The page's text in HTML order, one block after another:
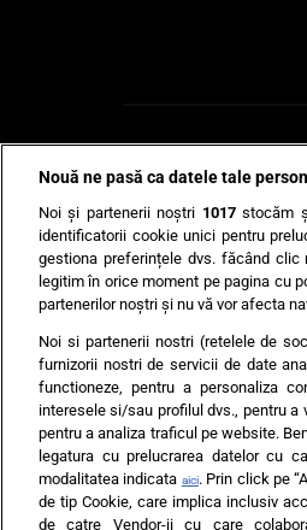
AI UN
Nouă ne pasă ca datele tale
Noi și partenerii noștri 1017stocăm
identificatorii cookie unici pentru
gestiona preferințele dvs. făcând
legitim în orice moment pe pagina cu
partenerilor noștri și nu vă vor afecta
Noi si partenerii nostri (retelele de
furnizorii nostri de servicii de date
functioneze, pentru a personaliza
interesele si/sau profilul dvs., pentru
pentru a analiza traficul pe website.
legatura cu prelucrarea datelor cu
modalitatea indicata aici. Prin click pe
de tip Cookie, care implica inclusiv
de catre Vendor-ii cu care